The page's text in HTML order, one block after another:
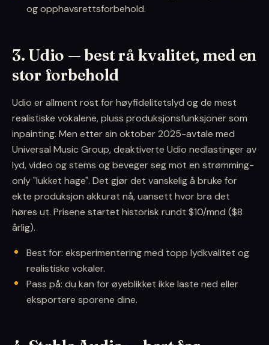
og opphavsrettsforbehold.
3. Udio — best rå kvalitet, med en
stor forbehold
Udio er allment rost for høyfidelitetslyd og de mest
realistiske vokalene, pluss produksjonsfunksjoner som
inpainting. Men etter sin oktober 2025-avtale med
Universal Music Group, deaktiverte Udio nedlastinger av
lyd, video og stems og beveger seg mot en strømming-
only "lukket hage". Det gjør det vanskelig å bruke for
ekte produksjon akkurat nå, uansett hvor bra det
høres ut. Prisene startet historisk rundt $10/mnd ($8
årlig).
Best for: eksperimentering med topp lydkvalitet og
realistiske vokaler.
Pass på: du kan for øyeblikket ikke laste ned eller
eksportere sporene dine.